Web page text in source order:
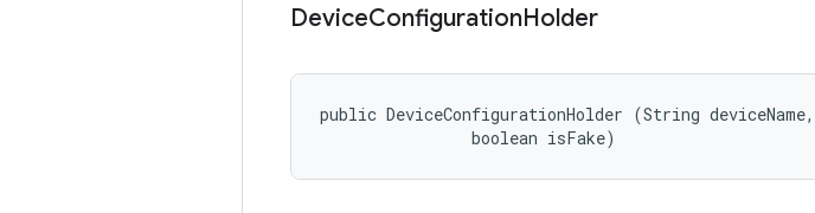
DeviceConfigurationHolder
public DeviceConfigurationHolder (String deviceName,
                boolean isFake)